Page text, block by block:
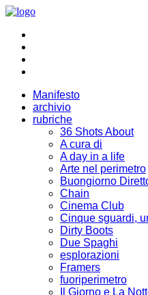
Manifesto
archivio
rubriche
36 Shots About
A cura di
A day in a life
Arte nel perimetro
Buongiorno
Chain
Cinema Club
Cinque sguardi,
Dirty Boots
Due Spaghi
esplorazioni
Framers
fuoriperimetro
Il Giorno e La